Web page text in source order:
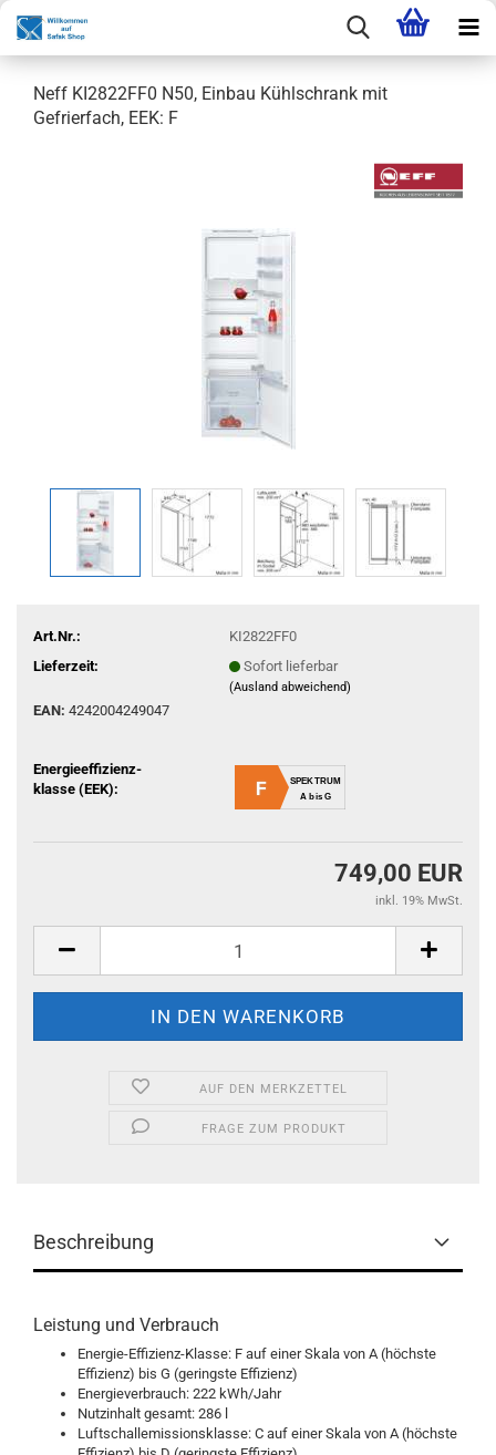
Neff KI2822FF0 N50, Einbau Kühlschrank mit
Gefrierfach, EEK: F
Art.Nr.:
KI2822FF0
Lieferzeit:
Sofort lieferbar
(Ausland abweichend)
EAN: 4242004249047
Energieeffizienz-
klasse (EEK):
F
SPEKTRUM
A bis G
749,00 EUR
inkl. 19% MwSt.
AUF DEN MERKZETTEL
FRAGE ZUM PRODUKT
Beschreibung
Leistung und Verbrauch
Energie-Effizienz-Klasse: F auf einer Skala von A (höchste
Effizienz) bis G (geringste Effizienz)
Energieverbrauch: 222 kWh/Jahr
Nutzinhalt gesamt: 286 l
Luftschallemissionsklasse: C auf einer Skala von A (höchste